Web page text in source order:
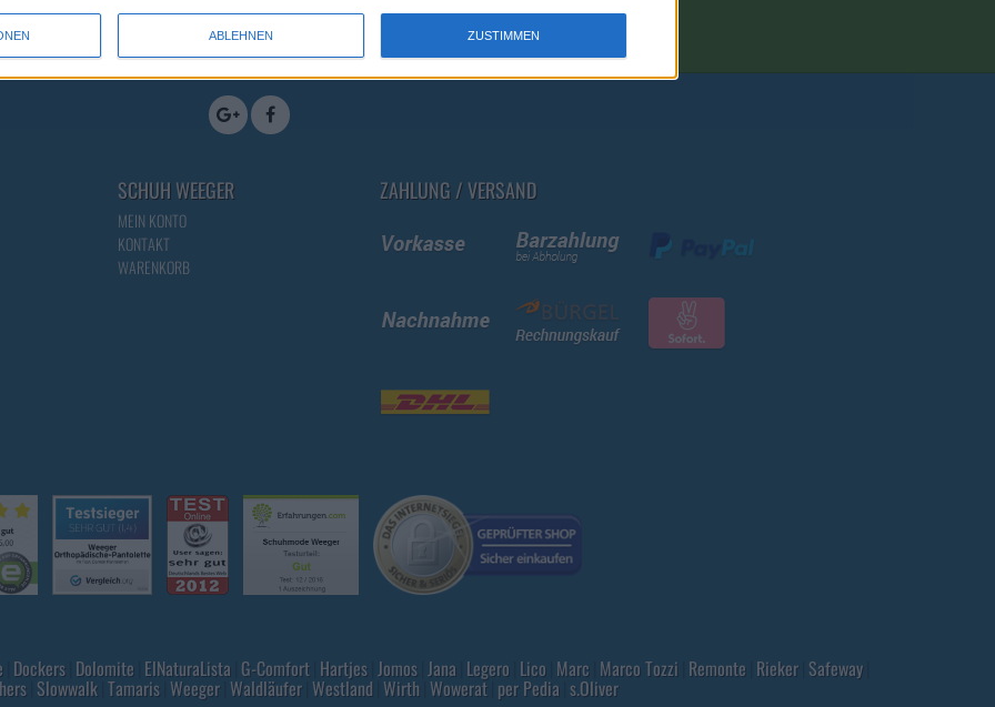
ABLEHNEN ZUSTIMMEN
SCHUH WEEGER
MEIN KONTO
KONTAKT
WARENKORB
ZAHLUNG / VERSAND
Dockers Dolomite ElNaturaLista G-Comfort Hartjes Jomos Jana Legero Lico Marc Marco Tozzi Remonte Rieker Safeway
Slowwalk Tamaris Weeger Waldläufer Westland Wirth Wowerat per Pedia s.Oliver